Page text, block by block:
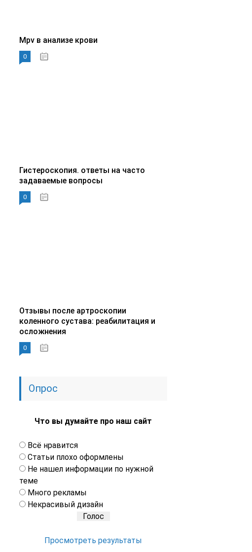
Mpv в анализе крови
0
Гистероскопия. ответы на часто
задаваемые вопросы
0
Отзывы после артроскопии
коленного сустава: реабилитация и
осложнения
0
Опрос
Что вы думайте про наш сайт
Всё нравится
Статьи плохо оформлены
Не нашел информации по нужной
теме
Много рекламы
Некрасивый дизайн
Просмотреть результаты